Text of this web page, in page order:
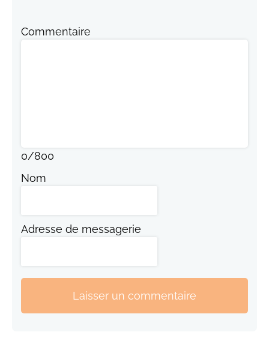
Commentaire
0/800
Nom
Adresse de messagerie
Laisser un commentaire